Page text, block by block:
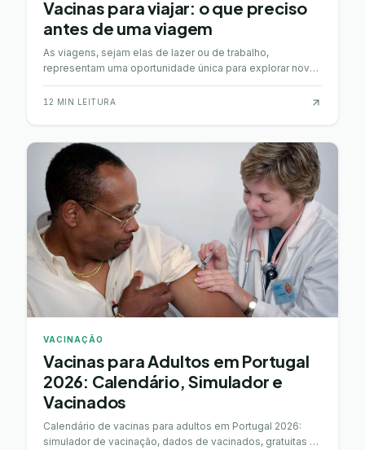
Vacinas para viajar: o que preciso
antes de uma viagem
As viagens, sejam elas de lazer ou de trabalho,
representam uma oportunidade única para explorar novos
lugares e culturas. Contudo, em algumas regiões do m…
12 MIN LEITURA
VACINAÇÃO
Vacinas para Adultos em Portugal
2026: Calendário, Simulador e
Vacinados
Calendário de vacinas para adultos em Portugal 2026:
simulador de vacinação, dados de vacinados, gratuitas vs